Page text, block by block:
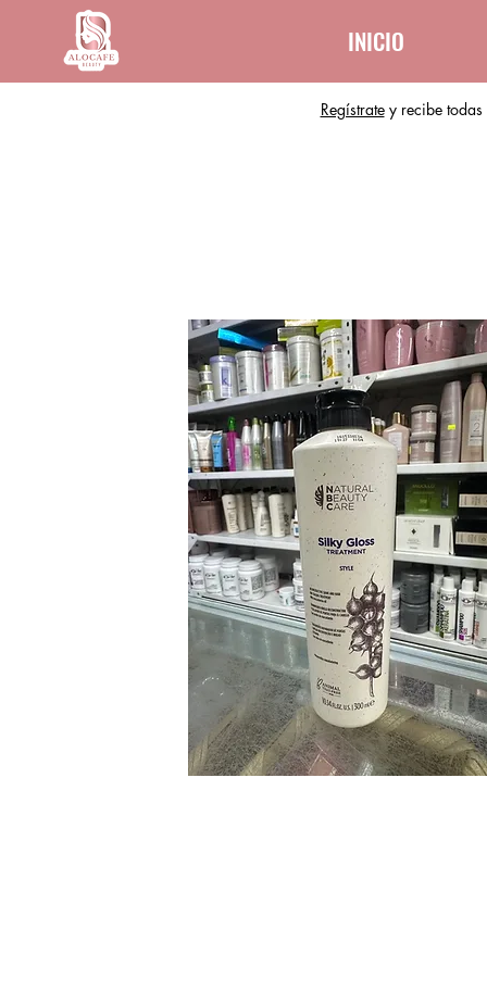
Regístratey recibe todas
INICIO